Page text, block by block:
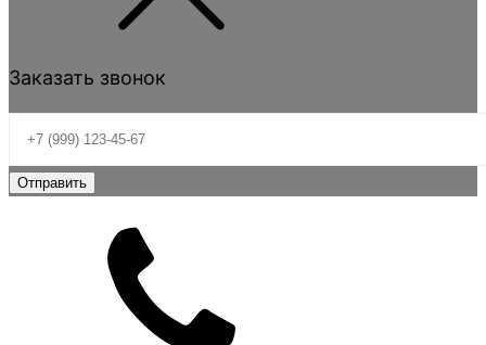
Заказать звонок